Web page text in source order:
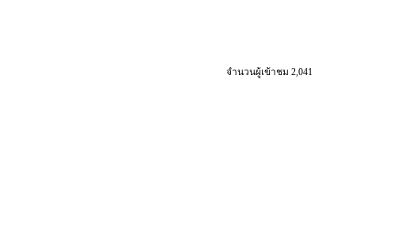
จำนวนผู้เข้าชม 2,041